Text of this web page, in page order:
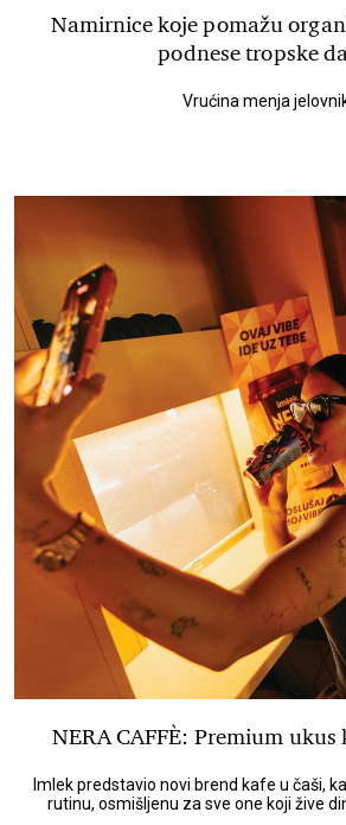
Namirnice koje pomažu
podnese tropske
Vrućina menja
NERA CAFFÈ: Premium
Imlek predstavio novi brend kafe u čaši,
rutinu, osmišljenu za sve one koji žive